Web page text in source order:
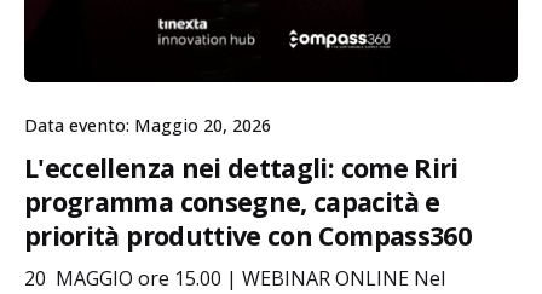
Data evento: Maggio 20, 2026
L'eccellenza nei dettagli: come Riri
programma consegne, capacità e
priorità produttive con Compass360
20 MAGGIO ore 15.00 | WEBINAR ONLINE Nel